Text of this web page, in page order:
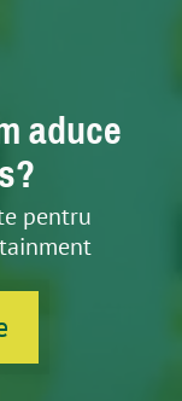
aduce
pentru